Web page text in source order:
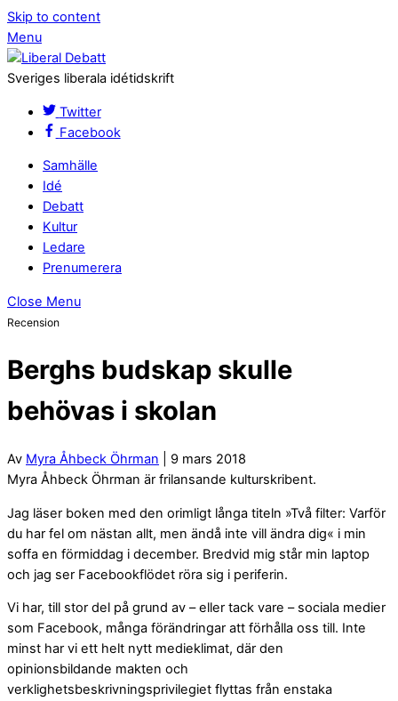
Skip to content
Menu
Sveriges liberala idétidskrift
Twitter
Facebook
Samhälle
Idé
Debatt
Kultur
Ledare
Prenumerera
Close Menu
Recension
Berghs budskap skulle
behövas i skolan
Av Myra Åhbeck Öhrman | 9 mars 2018
Myra Åhbeck Öhrman är frilansande kulturskribent.
Jag läser boken med den orimligt långa titeln »Två filter: Varför
du har fel om nästan allt, men ändå inte vill ändra dig« i min
soffa en förmiddag i december. Bredvid mig står min laptop
och jag ser Facebookflödet röra sig i periferin.
Vi har, till stor del på grund av – eller tack vare – sociala medier
som Facebook, många förändringar att förhålla oss till. Inte
minst har vi ett helt nytt medieklimat, där den
opinionsbildande makten och
verklighetsbeskrivningsprivilegiet flyttas från enstaka